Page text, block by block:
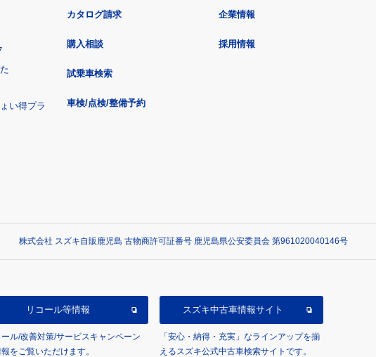
い得プラ
カタログ請求
購入相談
試乗車検索
車検/点検/整備予約
企業情報
採用情報
株式会社 スズキ自販鹿児島 古物商許可証番号 鹿児島県公安委員会 第961020040146号
リコール等情報
ール/改善対策/サービスキャンペーン
をご覧いただけます。
スズキ中古車情報サイト
「安心・納得・充実」なラインアップを揃
えるスズキ公式中古車検索サイトです。